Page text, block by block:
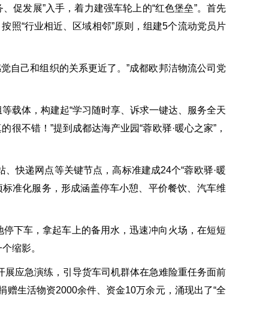
促发展”入手，着力建强车轮上的“红色堡垒”。首先
照“行业相近、区域相邻”原则，组建5个流动党员片
自己和组织的关系更近了。”成都欧邦洁物流公司党
载体，构建起“学习随时享、诉求一键达、服务全天
不错！”提到成都达海产业园“蓉欧驿·暖心之家”，
快递网点等关键节点，高标准建成24个“蓉欧驿·暖
准化服务，形成涵盖停车小憩、平价餐饮、汽车维
下车，拿起车上的备用水，迅速冲向火场，在短短
缩影。
应急演练，引导货车司机群体在急难险重任务面前
生活物资2000余件、资金10万余元，涌现出了“全